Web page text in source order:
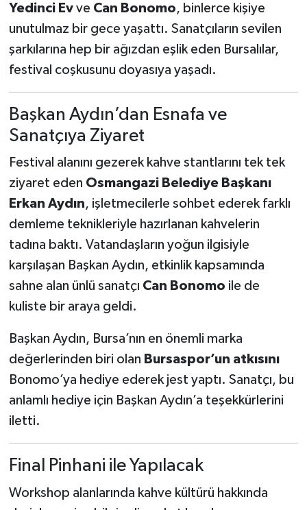
Yedinci Evve Can Bonomo, binlerce kişiye
unutulmaz bir gece yaşattı. Sanatçıların sevilen
şarkılarına hep bir ağızdan eşlik eden Bursalılar,
festival coşkusunu doyasıya yaşadı.
Başkan Aydın’dan Esnafa ve
Sanatçıya Ziyaret
Festival alanını gezerek kahve stantlarını tek tek
ziyaret eden Osmangazi Belediye Başkanı
Erkan Aydın, işletmecilerle sohbet ederek farklı
demleme teknikleriyle hazırlanan kahvelerin
tadına baktı. Vatandaşların yoğun ilgisiyle
karşılaşan Başkan Aydın, etkinlik kapsamında
sahne alan ünlü sanatçı Can Bonomo ile de
kuliste bir araya geldi.
Başkan Aydın, Bursa’nın en önemli marka
değerlerinden biri olan Bursaspor’un atkısını
Bonomo’ya hediye ederek jest yaptı. Sanatçı, bu
anlamlı hediye için Başkan Aydın’a teşekkürlerini
iletti.
Final Pinhani ile Yapılacak
Workshop alanlarında kahve kültürü hakkında